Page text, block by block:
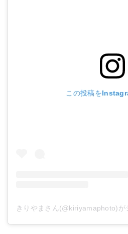
この投稿を
きりやまさん(@kiriyamaphoto)が